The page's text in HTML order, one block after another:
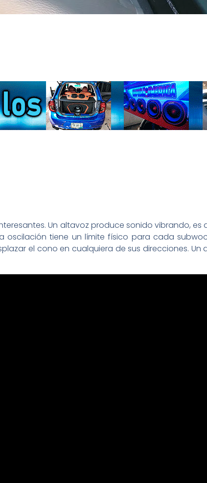
Un altavoz produce sonido vibrando,
oscilación tiene un límite físico para cada
el cono en cualquiera de sus direcciones.